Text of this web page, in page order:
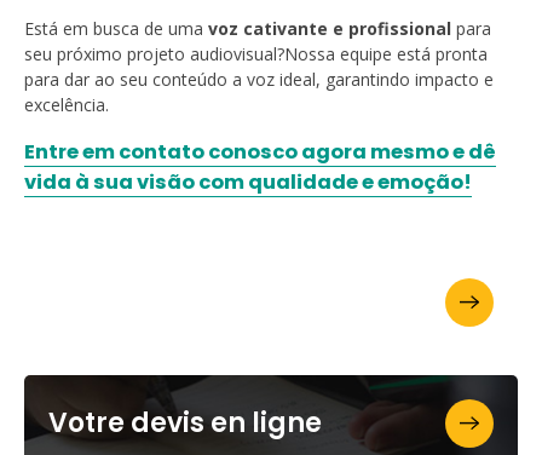
Está em busca de uma voz cativante e profissional para
seu próximo projeto audiovisual?Nossa equipe está pronta
para dar ao seu conteúdo a voz ideal, garantindo impacto e
excelência.
Entre em contato conosco agora mesmo e dê
vida à sua visão com qualidade e emoção!
Votre devis en ligne